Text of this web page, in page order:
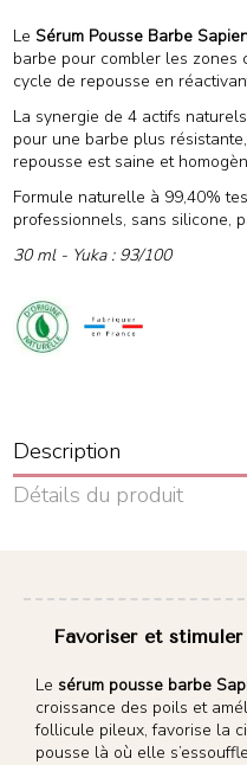
Le Sérum Pousse Barbe
barbe pour combler les zones
cycle de repousse en
La synergie de 4 actifs
pour une barbe plus
repousse est saine et
Formule naturelle à 99,40%
professionnels, sans silicone,
30 ml - Yuka : 93/100
Description
Détails du produit
Favoriser et
Le sérum pousse barbe
croissance des poils et
follicule pileux, favorise la
pousse là où elle